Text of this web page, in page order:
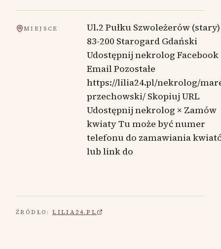
MIEJSCE
Ul.2 Pułku Szwoleżerów (stary)
83-200 Starogard Gdański
Udostępnij nekrolog Facebook
Email Pozostałe
https://lilia24.pl/nekrolog/
przechowski/ Skopiuj URL
Udostępnij nekrolog × Zamów
kwiaty Tu może być numer
telefonu do zamawiania
lub link do
ŹRÓDŁO: LILIA24.PL